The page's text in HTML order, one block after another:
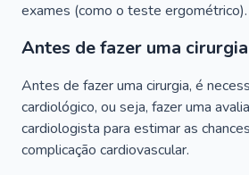
exames (como o teste ergométrico).
Antes de fazer uma cirurgia
Antes de fazer uma cirurgia, é
cardiológico, ou seja, fazer uma
cardiologista para estimar as
complicação cardiovascular.